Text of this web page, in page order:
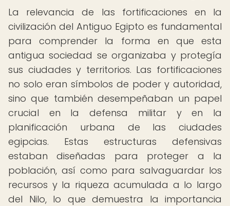
La relevancia de las fortificaciones en la
civilización del Antiguo Egipto es fundamental
para comprender la forma en que esta
antigua sociedad se organizaba y protegía
sus ciudades y territorios. Las fortificaciones
no solo eran símbolos de poder y autoridad,
sino que también desempeñaban un papel
crucial en la defensa militar y en la
planificación urbana de las ciudades
egipcias. Estas estructuras defensivas
estaban diseñadas para proteger a la
población, así como para salvaguardar los
recursos y la riqueza acumulada a lo largo
del Nilo, lo que demuestra la importancia